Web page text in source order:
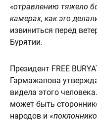
«отравлению тяжело
камерах, как это
извиниться перед
Бурятии.
Президент FREE
Гармажапова
видела этого
может быть
народов и «